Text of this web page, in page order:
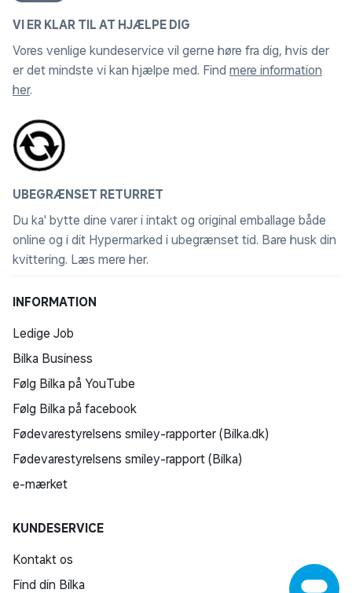
VI ER KLAR TIL AT HJÆLPE DIG
Vores venlige kundeservice vil gerne høre fra dig, hvis der
er det mindste vi kan hjælpe med. Find mere information
her.
UBEGRÆNSET RETURRET
Du ka' bytte dine varer i intakt og original emballage både
online og i dit Hypermarked i ubegrænset tid. Bare husk din
kvittering. Læs mere her.
INFORMATION
Ledige Job
Bilka Business
Følg Bilka på YouTube
Følg Bilka på facebook
Fødevarestyrelsens smiley-rapporter (Bilka.dk)
Fødevarestyrelsens smiley-rapport (Bilka)
e-mærket
KUNDESERVICE
Kontakt os
Find din Bilka